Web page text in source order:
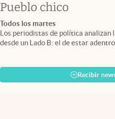
Pueblo chico
Todos los martes
Los periodistas de política analizan
desde un Lado B: el de estar adentro.
Recibir